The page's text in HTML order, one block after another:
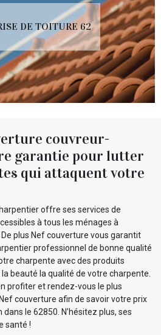
DE TOITURE 62
couvreur-
garantie pour lutter
qui attaquent votre
offre ses services de
à tous les ménages à
plus Nef couverture vous garantit
professionnel de bonne qualité
charpente avec des produits
beauté la qualité de votre charpente.
profiter et rendez-vous le plus
couverture afin de savoir votre prix
le 62850. N’hésitez plus, ses
santé !